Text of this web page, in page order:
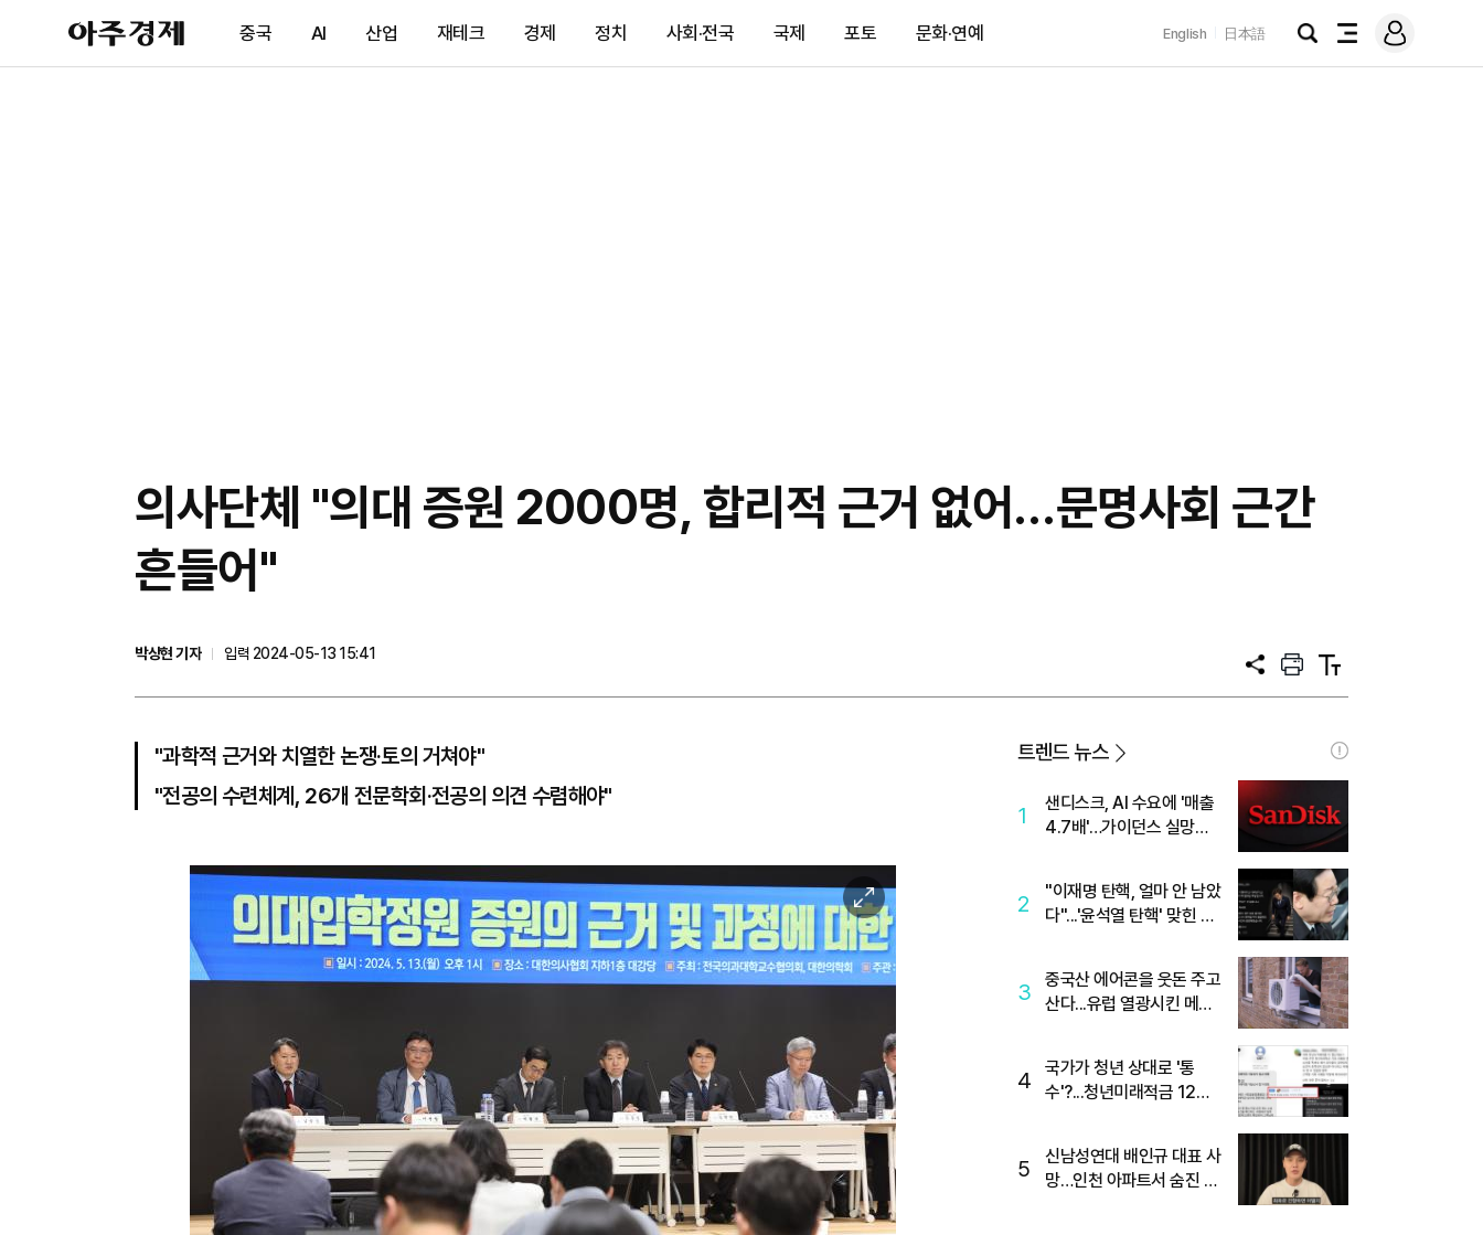
아
주
제
중국 AI 산업 재테크 경제 정치 사회·전국 국제 포토 문화·연예 English 日本語
검
전
메
그
의사단체 "의대 증원 2000명, 합리적 근거 없어…문명사회 근간
흔들어"
박상현 기자
입력 2024-05-13 15:41
공
프
트
텍
트
"과학적 근거와 치열한 논쟁·토의 거쳐야"
"전공의 수련체계, 26개 전문학회·전공의 의견 수렴해야"
이
미
지
확
트렌드 뉴스
1
샌디스크, AI 수요에 '매출
4.7배'…가이던스 실망에
2
"이재명 탄핵, 얼마 안 남았
다"...'윤석열 탄핵' 맞힌 무
3
중국산 에어콘을 웃돈 주고
산다...유럽 열광시킨 메이
4
국가가 청년 상대로 '통
수'?...청년미래적금 12%
5
신남성연대 배인규 대표 사
망…인천 아파트서 숨진 채